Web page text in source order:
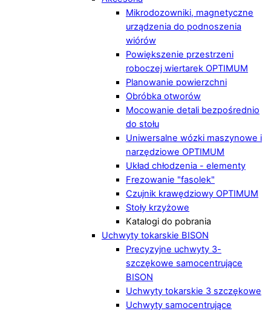
Mikrodozowniki, magnetyczne
urządzenia do podnoszenia
wiórów
Powiększenie przestrzeni
roboczej wiertarek OPTIMUM
Planowanie powierzchni
Obróbka otworów
Mocowanie detali bezpośrednio
do stołu
Uniwersalne wózki maszynowe i
narzędziowe OPTIMUM
Układ chłodzenia - elementy
Frezowanie "fasolek"
Czujnik krawędziowy OPTIMUM
Stoły krzyżowe
Katalogi do pobrania
Uchwyty tokarskie BISON
Precyzyjne uchwyty 3-
szczękowe samocentrujące
BISON
Uchwyty tokarskie 3 szczękowe
Uchwyty samocentrujące